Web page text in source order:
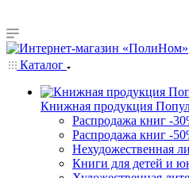
Каталог
Книжная продукция
Распродажа книг -
Распродажа книг -
Нехудожественная
Книги для детей и